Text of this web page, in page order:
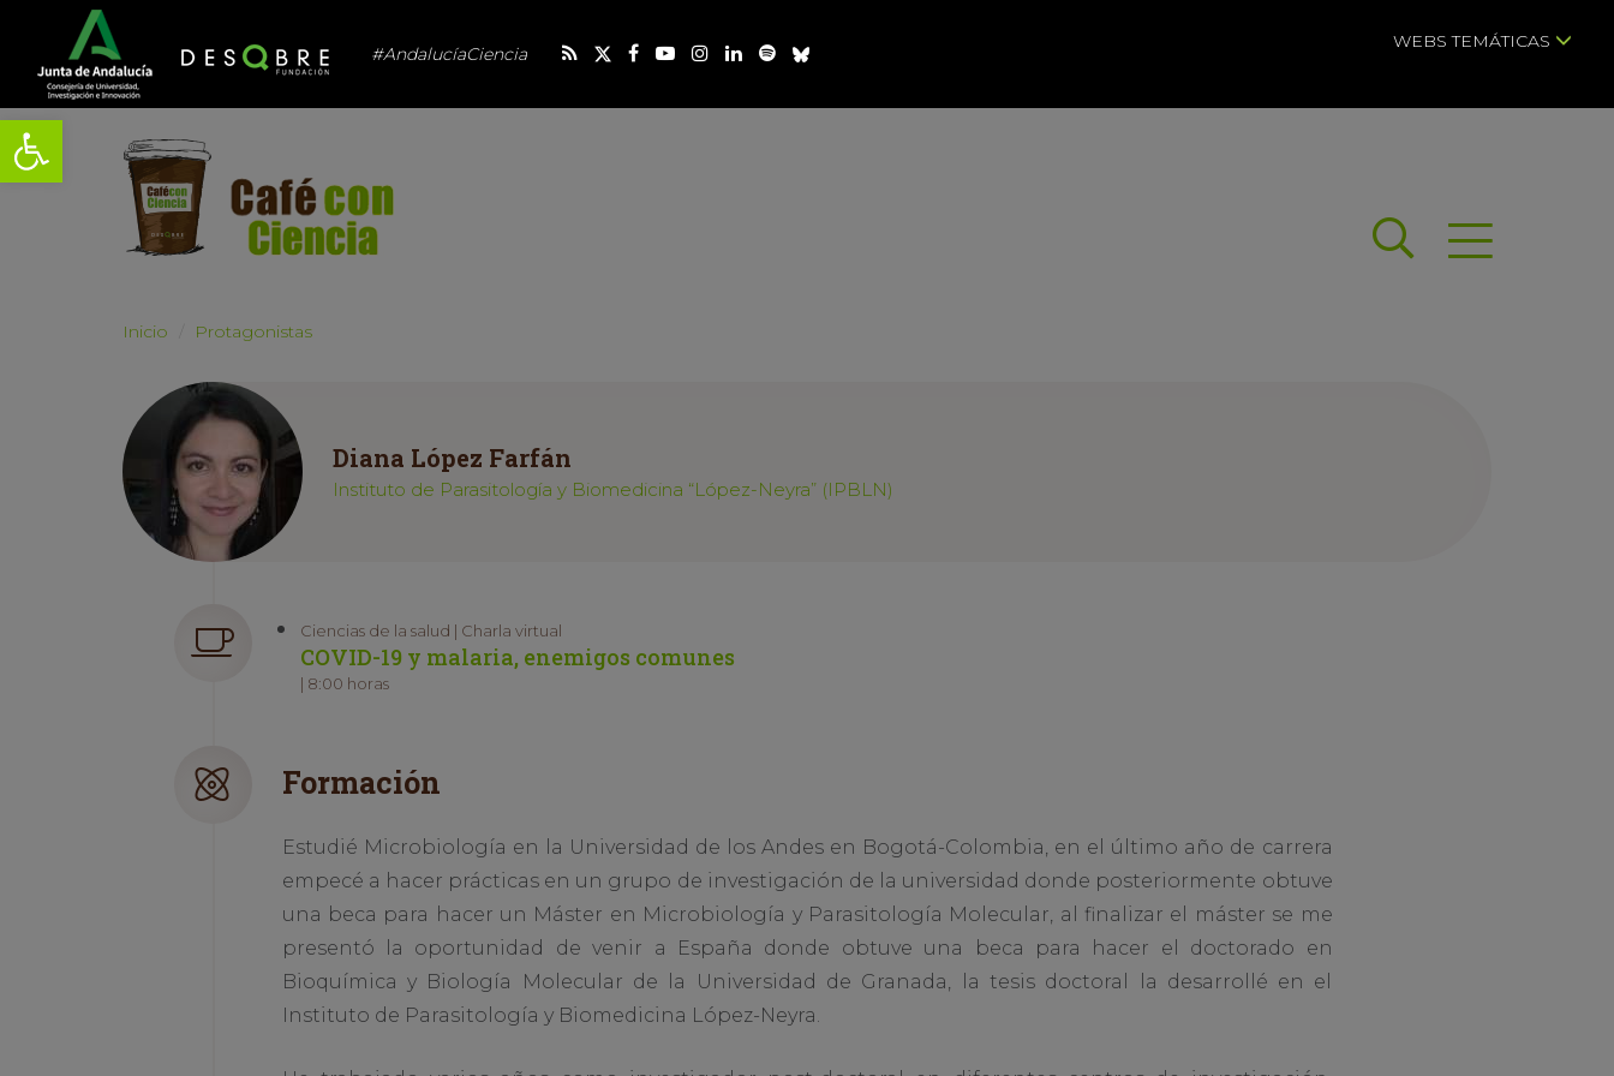
Abrir barra de herramientas
#AndalucíaCiencia
WEBS TEMÁTICAS
BuscarAbrir menú
Inicio Protagonistas
Diana López Farfán
Instituto de Parasitología y Biomedicina “López-Neyra” (IPBLN)
Ciencias de la salud | Charla virtual
COVID-19 y malaria, enemigos comunes
| 8:00 horas
Formación
Estudié Microbiología en la Universidad de los Andes en Bogotá-Colombia, en el último año de carrera
empecé a hacer prácticas en un grupo de investigación de la universidad donde posteriormente obtuve
una beca para hacer un Máster en Microbiología y Parasitología Molecular, al finalizar el máster se me
presentó la oportunidad de venir a España donde obtuve una beca para hacer el doctorado en
Bioquímica y Biología Molecular de la Universidad de Granada, la tesis doctoral la desarrollé en el
Instituto de Parasitología y Biomedicina López-Neyra.